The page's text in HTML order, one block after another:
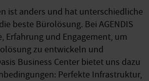
ist anders und hat unterschiedliche
beste Bürolösung. Bei AGENDIS
Erfahrung und Engagement, um
zu entwickeln und
Business Center bietet uns dazu
Perfekte Infrastruktur,